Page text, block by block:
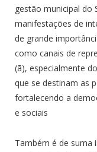
gestão municipal do
manifestações de
de grande
como canais de
(ã), especialmente
que se destinam as
fortalecendo a
e sociais
Também é de suma